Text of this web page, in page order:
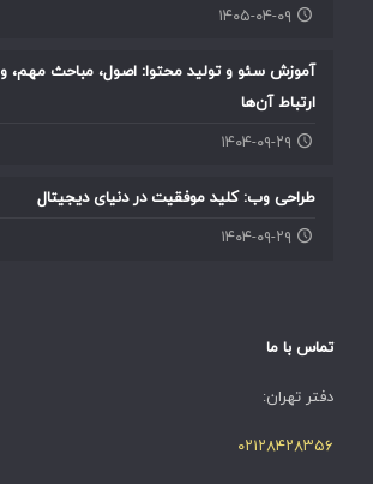
۱۴۰۵-۰۴-۰۹
آموزش سئو و تولید محتوا: اصول، مباحث مهم، و
ارتباط آن‌ها
۱۴۰۴-۰۹-۲۹
طراحی وب: کلید موفقیت در دنیای دیجیتال
۱۴۰۴-۰۹-۲۹
تماس با ما
دفتر تهران:
۰۲۱۲۸۴۲۸۳۵۶